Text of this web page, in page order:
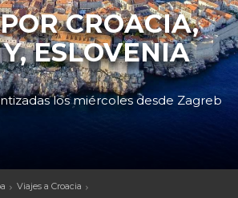
CROACIA,
ESLOVENIA
los miércoles desde Zagreb
Viajes a Croacia